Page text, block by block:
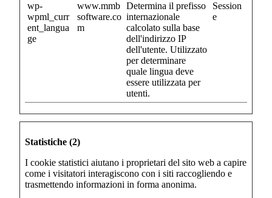
wp-
wpml_curr
ent_langua
ge
www.mmb
software.co
m
Determina il prefisso
internazionale
calcolato sulla base
dell'indirizzo IP
dell'utente. Utilizzato
per determinare
quale lingua deve
essere utilizzata per
utenti.
Session
e
Statistiche (2)
I cookie statistici aiutano i proprietari del sito web a capire
come i visitatori interagiscono con i siti raccogliendo e
trasmettendo informazioni in forma anonima.